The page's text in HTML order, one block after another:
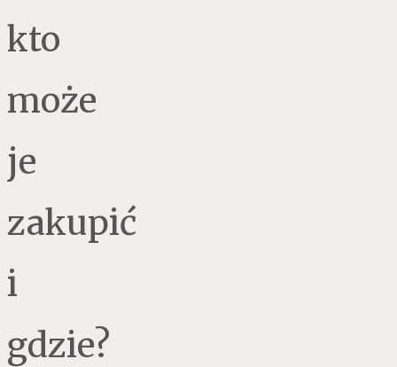
kto
może
je
zakupić
i
gdzie?